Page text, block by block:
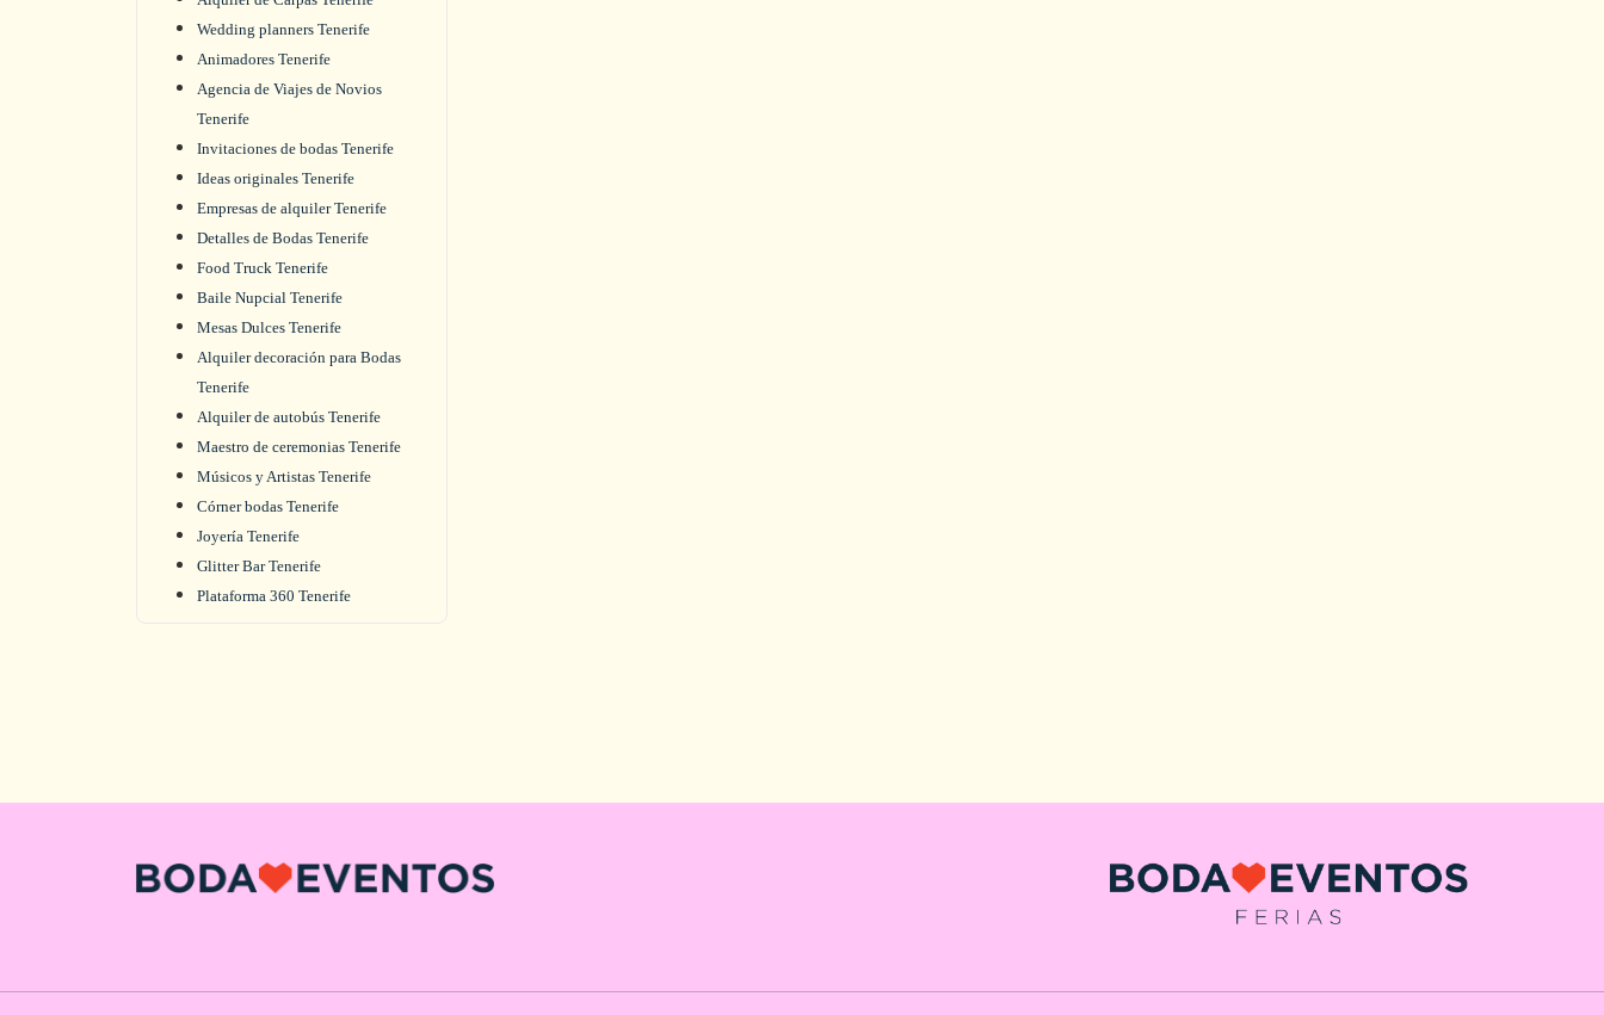
Wedding planners Tenerife
Animadores Tenerife
Agencia de Viajes de Novios
Tenerife
Invitaciones de bodas Tenerife
Ideas originales Tenerife
Empresas de alquiler Tenerife
Detalles de Bodas Tenerife
Food Truck Tenerife
Baile Nupcial Tenerife
Mesas Dulces Tenerife
Alquiler decoración para Bodas
Tenerife
Alquiler de autobús Tenerife
Maestro de ceremonias Tenerife
Músicos y Artistas Tenerife
Córner bodas Tenerife
Joyería Tenerife
Glitter Bar Tenerife
Plataforma 360 Tenerife